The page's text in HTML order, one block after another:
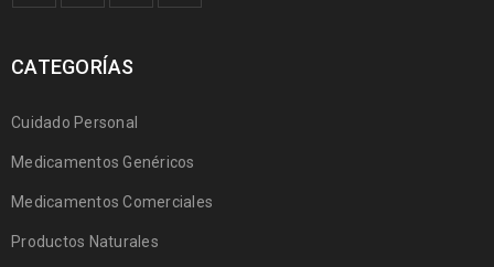
CATEGORÍAS
Cuidado Personal
Medicamentos Genéricos
Medicamentos Comerciales
Productos Naturales